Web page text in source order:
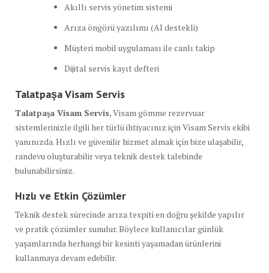
Akıllı servis yönetim sistemi
Arıza öngörü yazılımı (AI destekli)
Müşteri mobil uygulaması ile canlı takip
Dijital servis kayıt defteri
Talatpaşa Visam Servis
Talatpaşa Visam Servis, Visam gömme rezervuar
sistemlerinizle ilgili her türlü ihtiyacınız için Visam Servis ekibi
yanınızda. Hızlı ve güvenilir hizmet almak için bize ulaşabilir,
randevu oluşturabilir veya teknik destek talebinde
bulunabilirsiniz.
Hızlı ve Etkin Çözümler
Teknik destek sürecinde arıza tespiti en doğru şekilde yapılır
ve pratik çözümler sunulur. Böylece kullanıcılar günlük
yaşamlarında herhangi bir kesinti yaşamadan ürünlerini
kullanmaya devam edebilir.